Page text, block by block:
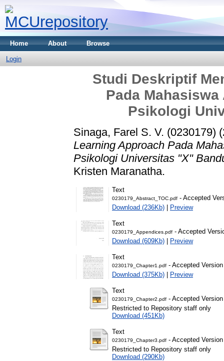
Home About Browse
Login
Studi Deskriptif
Pada
Psikologi
Sinaga, Farel S. V. (0230179)
Learning Approach Pada
Psikologi Universitas "X"
Kristen Maranatha.
Text
0230179_Abstract_TOC.pdf - Accepted
Download (236Kb) | Preview
Text
0230179_Appendices.pdf - Accepted
Download (609Kb) | Preview
Text
0230179_Chapter1.pdf - Accepted Version
Download (375Kb) | Preview
Text
0230179_Chapter2.pdf - Accepted Version
Restricted to Repository staff only
Download (451Kb)
Text
0230179_Chapter3.pdf - Accepted Version
Restricted to Repository staff only
Download (290Kb)